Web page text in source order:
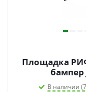
Площадка
бампер
В наличии